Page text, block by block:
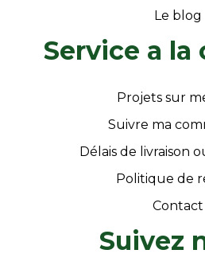
Le blog
Service a la
Projets sur
Suivre ma
Délais de livraison
Politique de
Contact
Suivez